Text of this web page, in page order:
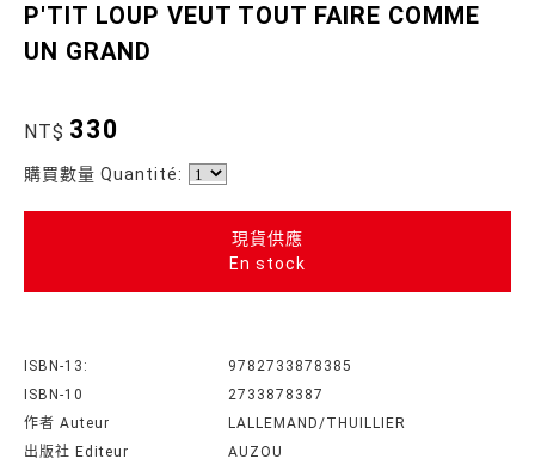
P'TIT LOUP VEUT TOUT FAIRE COMME
UN GRAND
NT$ 330
購買數量 Quantité:
現貨供應
En stock
ISBN-13:
9782733878385
ISBN-10
2733878387
作者 Auteur
LALLEMAND/THUILLIER
出版社 Editeur
AUZOU